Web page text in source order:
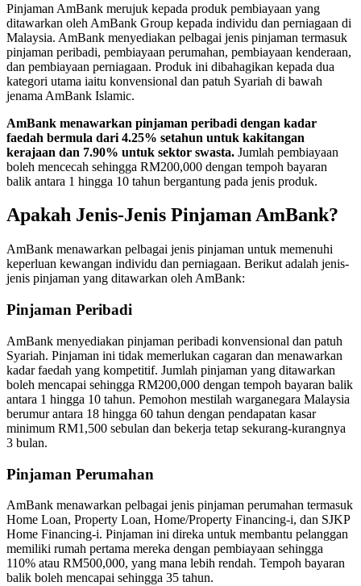
Pinjaman AmBank merujuk kepada produk pembiayaan yang
ditawarkan oleh AmBank Group kepada individu dan perniagaan di
Malaysia. AmBank menyediakan pelbagai jenis pinjaman termasuk
pinjaman peribadi, pembiayaan perumahan, pembiayaan kenderaan,
dan pembiayaan perniagaan. Produk ini dibahagikan kepada dua
kategori utama iaitu konvensional dan patuh Syariah di bawah
jenama AmBank Islamic.
AmBank menawarkan pinjaman peribadi dengan kadar
faedah bermula dari 4.25% setahun untuk kakitangan
kerajaan dan 7.90% untuk sektor swasta. Jumlah pembiayaan
boleh mencecah sehingga RM200,000 dengan tempoh bayaran
balik antara 1 hingga 10 tahun bergantung pada jenis produk.
Apakah Jenis-Jenis Pinjaman AmBank?
AmBank menawarkan pelbagai jenis pinjaman untuk memenuhi
keperluan kewangan individu dan perniagaan. Berikut adalah jenis-
jenis pinjaman yang ditawarkan oleh AmBank:
Pinjaman Peribadi
AmBank menyediakan pinjaman peribadi konvensional dan patuh
Syariah. Pinjaman ini tidak memerlukan cagaran dan menawarkan
kadar faedah yang kompetitif. Jumlah pinjaman yang ditawarkan
boleh mencapai sehingga RM200,000 dengan tempoh bayaran balik
antara 1 hingga 10 tahun. Pemohon mestilah warganegara Malaysia
berumur antara 18 hingga 60 tahun dengan pendapatan kasar
minimum RM1,500 sebulan dan bekerja tetap sekurang-kurangnya
3 bulan.
Pinjaman Perumahan
AmBank menawarkan pelbagai jenis pinjaman perumahan termasuk
Home Loan, Property Loan, Home/Property Financing-i, dan SJKP
Home Financing-i. Pinjaman ini direka untuk membantu pelanggan
memiliki rumah pertama mereka dengan pembiayaan sehingga
110% atau RM500,000, yang mana lebih rendah. Tempoh bayaran
balik boleh mencapai sehingga 35 tahun.